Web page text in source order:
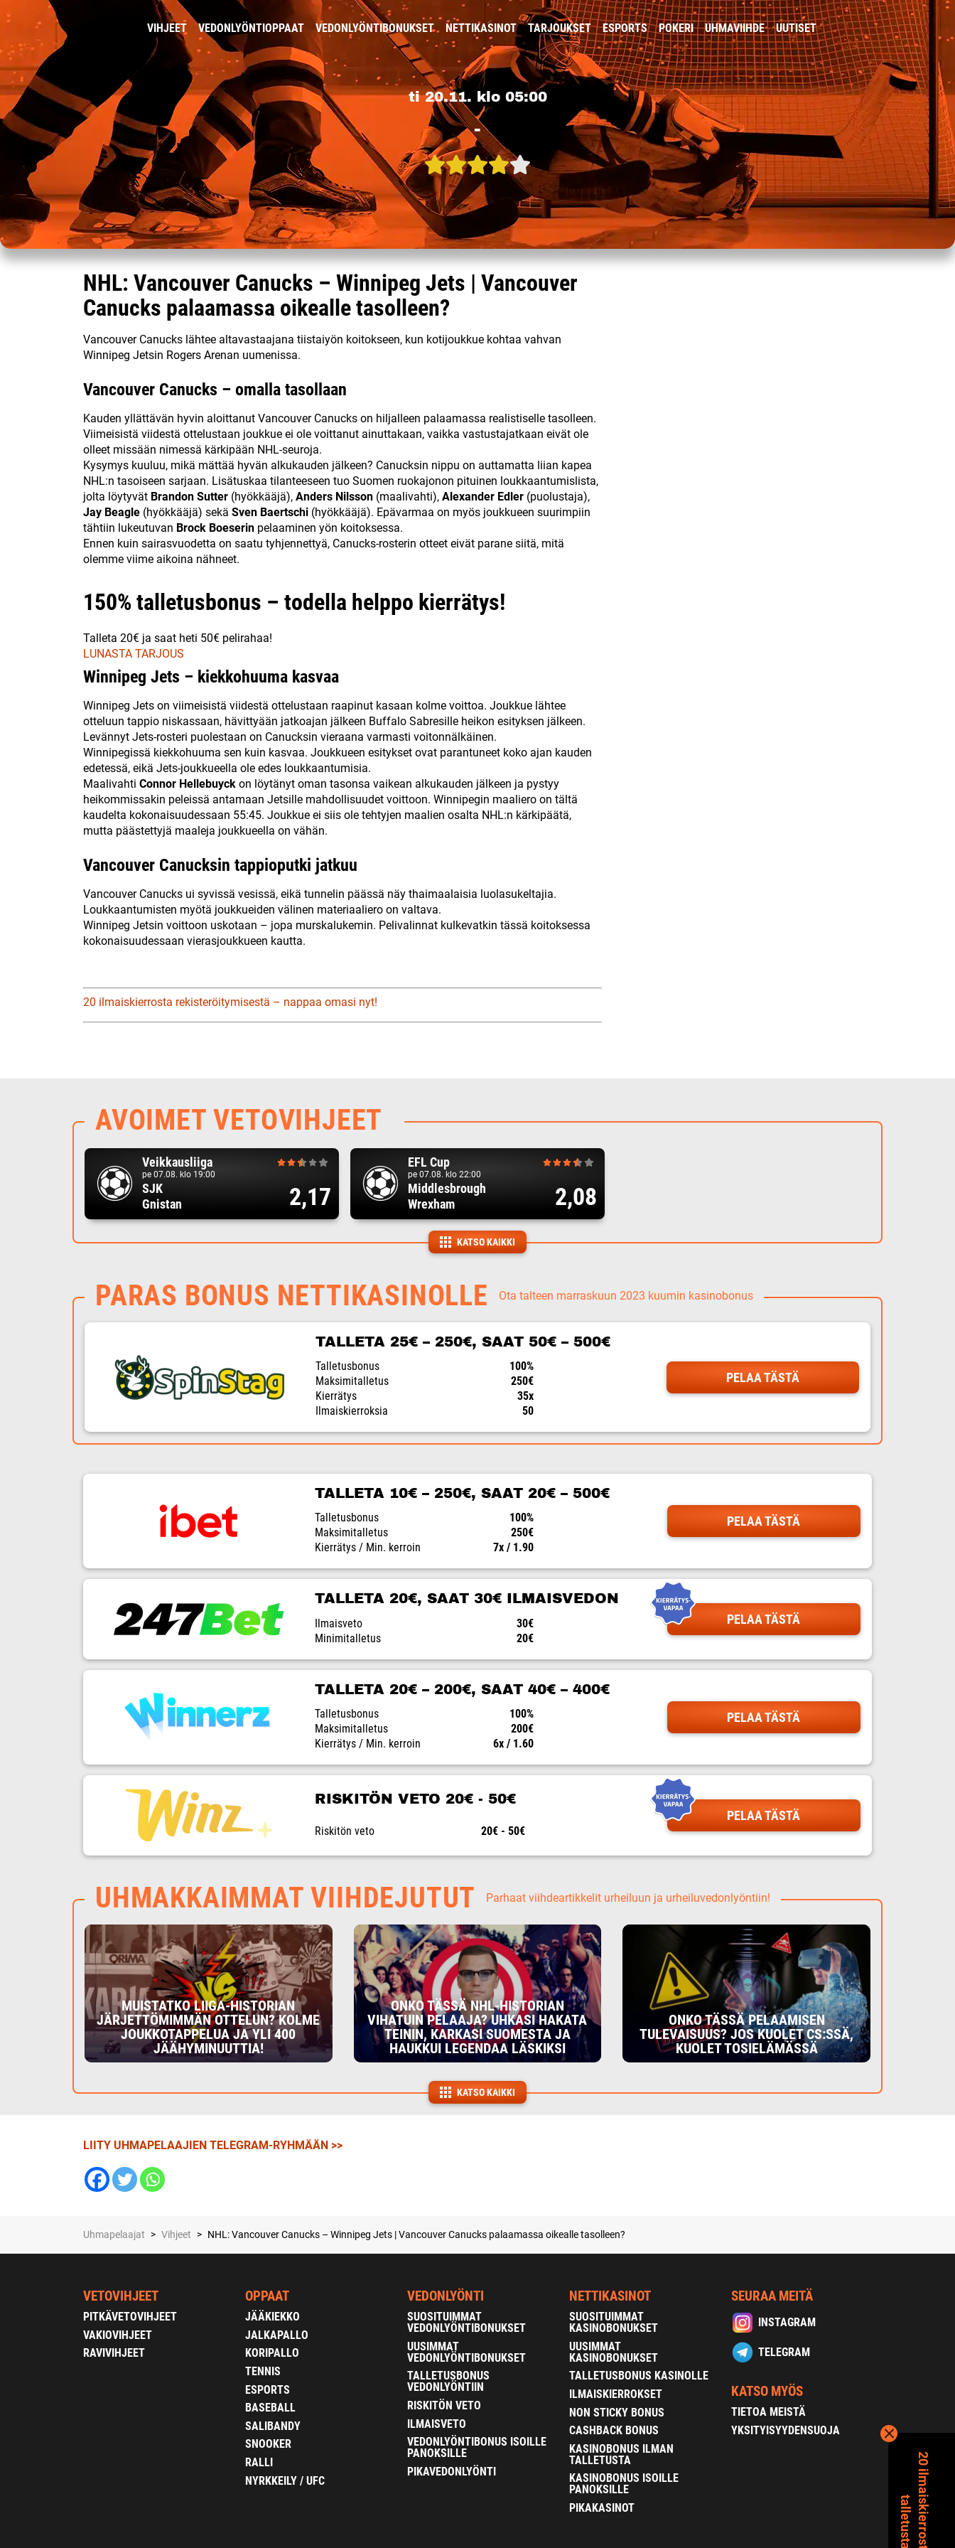
VIHJEET VEDONLYÖNTIOPPAAT VEDONLYÖNTIBONUKSET NETTIKASINOT TARJOUKSET ESPORTS POKERI UHMAVIIHDE UUTISET
ti 20.11. klo 05:00
-
NHL: Vancouver Canucks – Winnipeg Jets | Vancouver
Canucks palaamassa oikealle tasolleen?
Vancouver Canucks lähtee altavastaajana tiistaiyön koitokseen, kun kotijoukkue kohtaa vahvan
Winnipeg Jetsin Rogers Arenan uumenissa.
Vancouver Canucks – omalla tasollaan
Kauden yllättävän hyvin aloittanut Vancouver Canucks on hiljalleen palaamassa realistiselle tasolleen.
Viimeisistä viidestä ottelustaan joukkue ei ole voittanut ainuttakaan, vaikka vastustajatkaan eivät ole
olleet missään nimessä kärkipään NHL-seuroja.
Kysymys kuuluu, mikä mättää hyvän alkukauden jälkeen? Canucksin nippu on auttamatta liian kapea
NHL:n tasoiseen sarjaan. Lisätuskaa tilanteeseen tuo Suomen ruokajonon pituinen loukkaantumislista,
jolta löytyvät Brandon Sutter (hyökkääjä), Anders Nilsson (maalivahti), Alexander Edler (puolustaja),
Jay Beagle (hyökkääjä) sekä Sven Baertschi (hyökkääjä). Epävarmaa on myös joukkueen suurimpiin
tähtiin lukeutuvan Brock Boeserin pelaaminen yön koitoksessa.
Ennen kuin sairasvuodetta on saatu tyhjennettyä, Canucks-rosterin otteet eivät parane siitä, mitä
olemme viime aikoina nähneet.
150% talletusbonus – todella helppo kierrätys!
Talleta 20€ ja saat heti 50€ pelirahaa!
LUNASTA TARJOUS
Winnipeg Jets – kiekkohuuma kasvaa
Winnipeg Jets on viimeisistä viidestä ottelustaan raapinut kasaan kolme voittoa. Joukkue lähtee
otteluun tappio niskassaan, hävittyään jatkoajan jälkeen Buffalo Sabresille heikon esityksen jälkeen.
Levännyt Jets-rosteri puolestaan on Canucksin vieraana varmasti voitonnälkäinen.
Winnipegissä kiekkohuuma sen kuin kasvaa. Joukkueen esitykset ovat parantuneet koko ajan kauden
edetessä, eikä Jets-joukkueella ole edes loukkaantumisia.
Maalivahti Connor Hellebuyck on löytänyt oman tasonsa vaikean alkukauden jälkeen ja pystyy
heikommissakin peleissä antamaan Jetsille mahdollisuudet voittoon. Winnipegin maaliero on tältä
kaudelta kokonaisuudessaan 55:45. Joukkue ei siis ole tehtyjen maalien osalta NHL:n kärkipäätä,
mutta päästettyjä maaleja joukkueella on vähän.
Vancouver Canucksin tappioputki jatkuu
Vancouver Canucks ui syvissä vesissä, eikä tunnelin päässä näy thaimaalaisia luolasukeltajia.
Loukkaantumisten myötä joukkueiden välinen materiaaliero on valtava.
Winnipeg Jetsin voittoon uskotaan – jopa murskalukemin. Pelivalinnat kulkevatkin tässä koitoksessa
kokonaisuudessaan vierasjoukkueen kautta.
20 ilmaiskierrosta rekisteröitymisestä – nappaa omasi nyt!
AVOIMET VETOVIHJEET
Veikkausliiga
pe 07.08. klo 19:00
SJK
Gnistan
2,17
EFL Cup
pe 07.08. klo 22:00
Middlesbrough
Wrexham
2,08
KATSO KAIKKI
PARAS BONUS NETTIKASINOLLE Ota talteen marraskuun 2023 kuumin kasinobonus
TALLETA 25€ – 250€, SAAT 50€ – 500€
Talletusbonus
100%
Maksimitalletus
250€
Kierrätys
35x
Ilmaiskierroksia
50
PELAA TÄSTÄ
TALLETA 10€ – 250€, SAAT 20€ – 500€
Talletusbonus
100%
Maksimitalletus
250€
Kierrätys / Min. kerroin
7x / 1.90
PELAA TÄSTÄ
TALLETA 20€, SAAT 30€ ILMAISVEDON
Ilmaisveto
30€
Minimitalletus
20€
PELAA TÄSTÄ
TALLETA 20€ – 200€, SAAT 40€ – 400€
Talletusbonus
100%
Maksimitalletus
200€
Kierrätys / Min. kerroin
6x / 1.60
PELAA TÄSTÄ
RISKITÖN VETO 20€ - 50€
Riskitön veto 20€ - 50€
PELAA TÄSTÄ
UHMAKKAIMMAT VIIHDEJUTUT Parhaat viihdeartikkelit urheiluun ja urheiluvedonlyöntiin!
MUISTATKO LIIGA-HISTORIAN
JÄRJETTÖMIMMÄN OTTELUN? KOLME
JOUKKOTAPPELUA JA YLI 400
JÄÄHYMINUUTTIA!
ONKO TÄSSÄ NHL-HISTORIAN
VIHATUIN PELAAJA? UHKASI HAKATA
TEININ, KARKASI SUOMESTA JA
HAUKKUI LEGENDAA LÄSKIKSI
ONKO TÄSSÄ PELAAMISEN
TULEVAISUUS? JOS KUOLET CS:SSÄ,
KUOLET TOSIELÄMÄSSÄ
KATSO KAIKKI
LIITY UHMAPELAAJIEN TELEGRAM-RYHMÄÄN >>
Uhmapelaajat > Vihjeet > NHL: Vancouver Canucks – Winnipeg Jets | Vancouver Canucks palaamassa oikealle tasolleen?
VETOVIHJEET
PITKÄVETOVIHJEET
VAKIOVIHJEET
RAVIVIHJEET
OPPAAT
JÄÄKIEKKO
JALKAPALLO
KORIPALLO
TENNIS
ESPORTS
BASEBALL
SALIBANDY
SNOOKER
RALLI
NYRKKEILY / UFC
VEDONLYÖNTI
SUOSITUIMMAT
VEDONLYÖNTIBONUKSET
UUSIMMAT
VEDONLYÖNTIBONUKSET
TALLETUSBONUS
VEDONLYÖNTIIN
RISKITÖN VETO
ILMAISVETO
VEDONLYÖNTIBONUS ISOILLE
PANOKSILLE
PIKAVEDONLYÖNTI
NETTIKASINOT
SUOSITUIMMAT
KASINOBONUKSET
UUSIMMAT
KASINOBONUKSET
TALLETUSBONUS KASINOLLE
ILMAISKIERROKSET
NON STICKY BONUS
CASHBACK BONUS
KASINOBONUS ILMAN
TALLETUSTA
KASINOBONUS ISOILLE
PANOKSILLE
PIKAKASINOT
SEURAA MEITÄ
INSTAGRAM
TELEGRAM
KATSO MYÖS
TIETOA MEISTÄ
YKSITYISYYDENSUOJA
i
t